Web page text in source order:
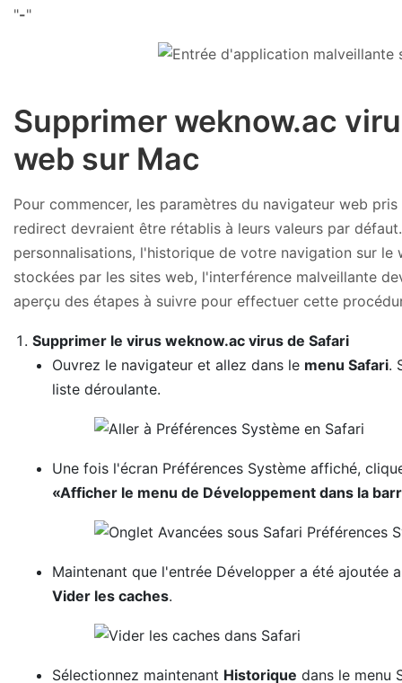
"-"
Supprimer weknow.ac
web sur Mac
Pour commencer, les paramètres du navigateur web
redirect devraient être rétablis à leurs valeurs par
personnalisations, l'historique de votre navigation sur
stockées par les sites web, l'interférence malveillante
aperçu des étapes à suivre pour effectuer cette
Supprimer le virus weknow.ac virus de Safari
Ouvrez le navigateur et allez dans le menu Safari.
liste déroulante.
Une fois l'écran Préférences Système affiché,
«Afficher le menu de Développement dans la
Maintenant que l'entrée Développer a été ajoutée
Vider les caches.
Sélectionnez maintenant Historique dans le menu